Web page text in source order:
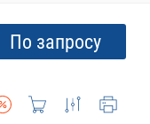
По запросу